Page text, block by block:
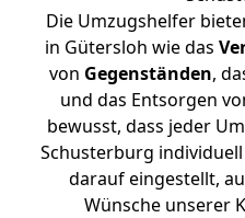
Die Umzugshelfer
in Gütersloh wie das
von Gegenständen,
und das Entsorgen
bewusst, dass jeder
Schusterburg
darauf eingestellt,
Wünsche unserer